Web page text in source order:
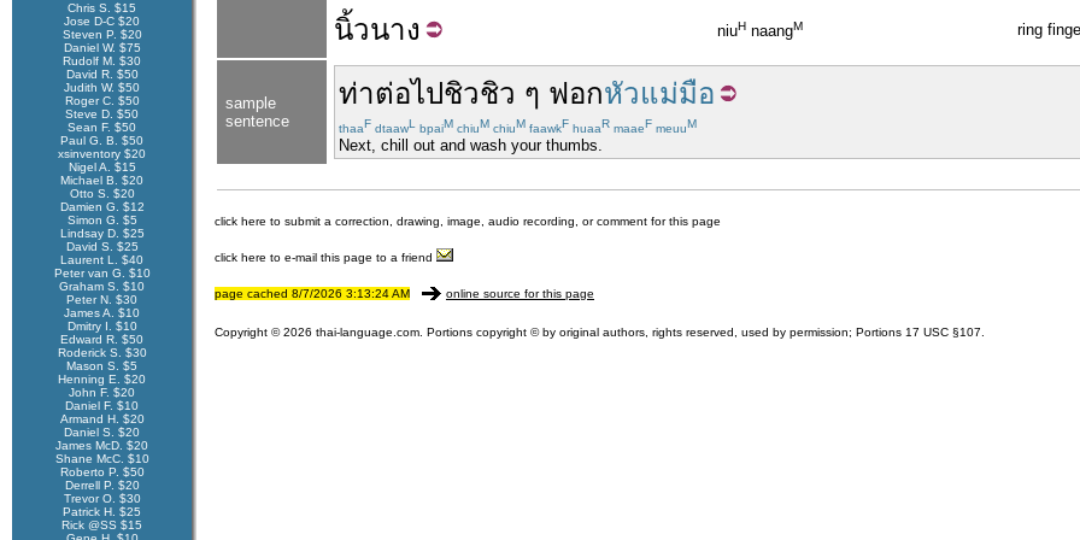
Chris S. $15
Jose D-C $20
Steven P. $20
Daniel W. $75
Rudolf M. $30
David R. $50
Judith W. $50
Roger C. $50
Steve D. $50
Sean F. $50
Paul G. B. $50
xsinventory $20
Nigel A. $15
Michael B. $20
Otto S. $20
Damien G. $12
Simon G. $5
Lindsay D. $25
David S. $25
Laurent L. $40
Peter van G. $10
Graham S. $10
Peter N. $30
James A. $10
Dmitry I. $10
Edward R. $50
Roderick S. $30
Mason S. $5
Henning E. $20
John F. $20
Daniel F. $10
Armand H. $20
Daniel S. $20
James McD. $20
Shane McC. $10
Roberto P. $50
Derrell P. $20
Trevor O. $30
Patrick H. $25
Rick @SS $15
นิ้วนาง niuH naangM ring
sample
sentence
ท่าต่อไปชิวชิว ๆ ฟอกหัวแม่มือ
thaaF dtaawL bpaiM chiuM chiuM faawkF huaaR maaeF meuuM
Next, chill out and wash your thumbs.
click here to submit a correction, drawing, image, audio recording, or comment for this page
click here to e-mail this page to a friend
page cached 8/7/2026 3:13:24 AM online source for this page
Copyright © 2026 thai-language.com. Portions copyright © by original authors, rights reserved, used by permission; Portions 17 USC §107